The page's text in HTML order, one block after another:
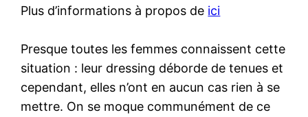
Plus d’informations à propos de ici
Presque toutes les femmes connaissent cette
situation : leur dressing déborde de tenues et
cependant, elles n’ont en aucun cas rien à se
mettre. On se moque communément de ce